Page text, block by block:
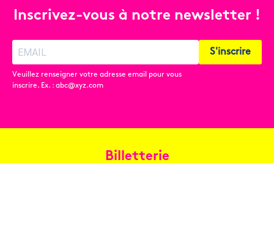
Inscrivez-vous à notre newsletter !
Veuillez renseigner votre adresse email pour vous
inscrire. Ex. : abc@xyz.com
S'inscrire
Billetterie